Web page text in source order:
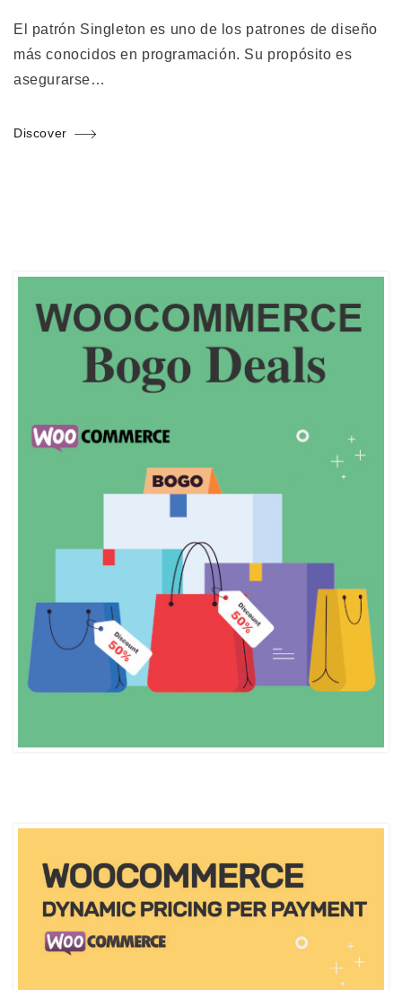
El patrón Singleton es uno de los patrones de diseño
más conocidos en programación. Su propósito es
asegurarse…
Discover